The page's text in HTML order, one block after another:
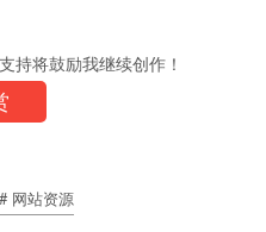
持将鼓励我继续创作！
# 网站资源